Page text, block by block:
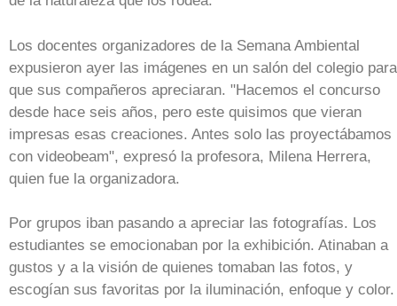
Los docentes organizadores de la Semana Ambiental
expusieron ayer las imágenes en un salón del colegio para
que sus compañeros apreciaran. "Hacemos el concurso
desde hace seis años, pero este quisimos que vieran
impresas esas creaciones. Antes solo las proyectábamos
con videobeam", expresó la profesora, Milena Herrera,
quien fue la organizadora.
Por grupos iban pasando a apreciar las fotografías. Los
estudiantes se emocionaban por la exhibición. Atinaban a
gustos y a la visión de quienes tomaban las fotos, y
escogían sus favoritas por la iluminación, enfoque y color.